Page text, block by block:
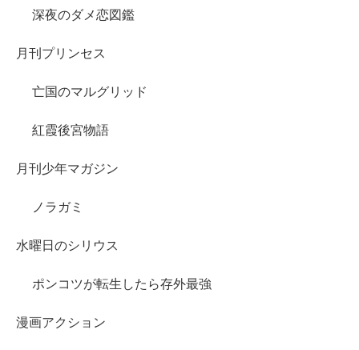
深夜のダメ恋図鑑
月刊プリンセス
亡国のマルグリッド
紅霞後宮物語
月刊少年マガジン
ノラガミ
水曜日のシリウス
ポンコツが転生したら存外最強
漫画アクション